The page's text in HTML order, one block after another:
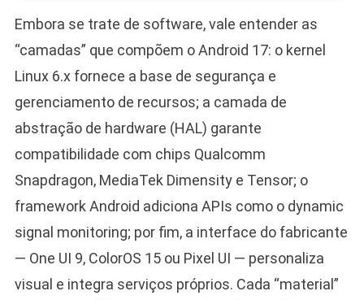
Embora se trate de software, vale entender as
“camadas” que compõem o Android 17: o kernel
Linux 6.x fornece a base de segurança e
gerenciamento de recursos; a camada de
abstração de hardware (HAL) garante
compatibilidade com chips Qualcomm
Snapdragon, MediaTek Dimensity e Tensor; o
framework Android adiciona APIs como o dynamic
signal monitoring; por fim, a interface do fabricante
— One UI 9, ColorOS 15 ou Pixel UI — personaliza
visual e integra serviços próprios. Cada “material”